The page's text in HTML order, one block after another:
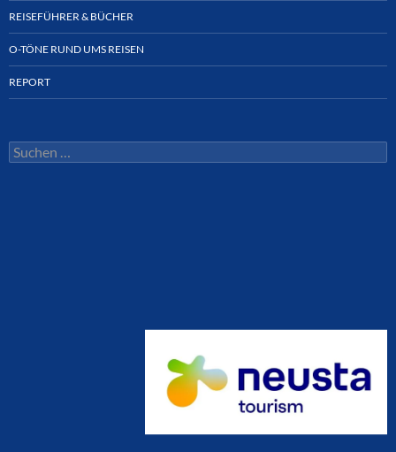
REISEFÜHRER & BÜCHER
O-TÖNE RUND UMS REISEN
REPORT
Suchen
nach: